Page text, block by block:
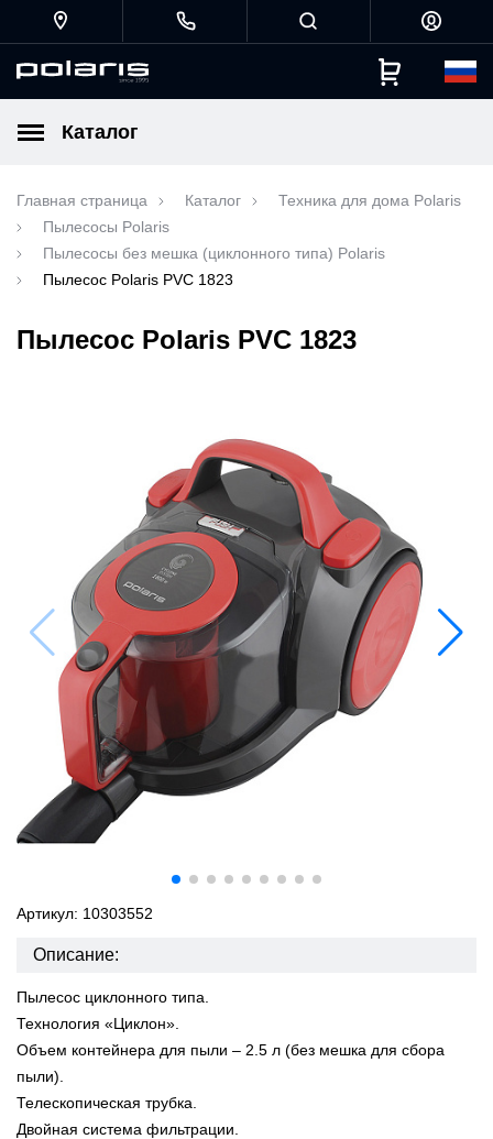
Каталог
Главная страница Каталог
Техника для дома Polaris
Пылесосы Polaris
Пылесосы без мешка (циклонного типа) Polaris
Пылесос Polaris PVC 1823
Пылесос Polaris PVC 1823
Артикул: 10303552
Описание:
Пылесос циклонного типа.
Технология «Циклон».
Объем контейнера для пыли – 2.5 л (без мешка для сбора
пыли).
Телескопическая трубка.
Двойная система фильтрации.